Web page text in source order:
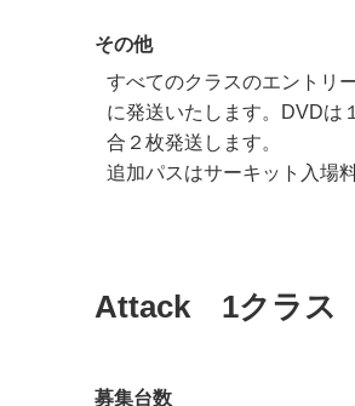
その他
すべてのクラスのエントリ
に発送いたします。DVDは
合２枚発送します。
追加パスはサーキット入場
Attack 1クラス
募集台数